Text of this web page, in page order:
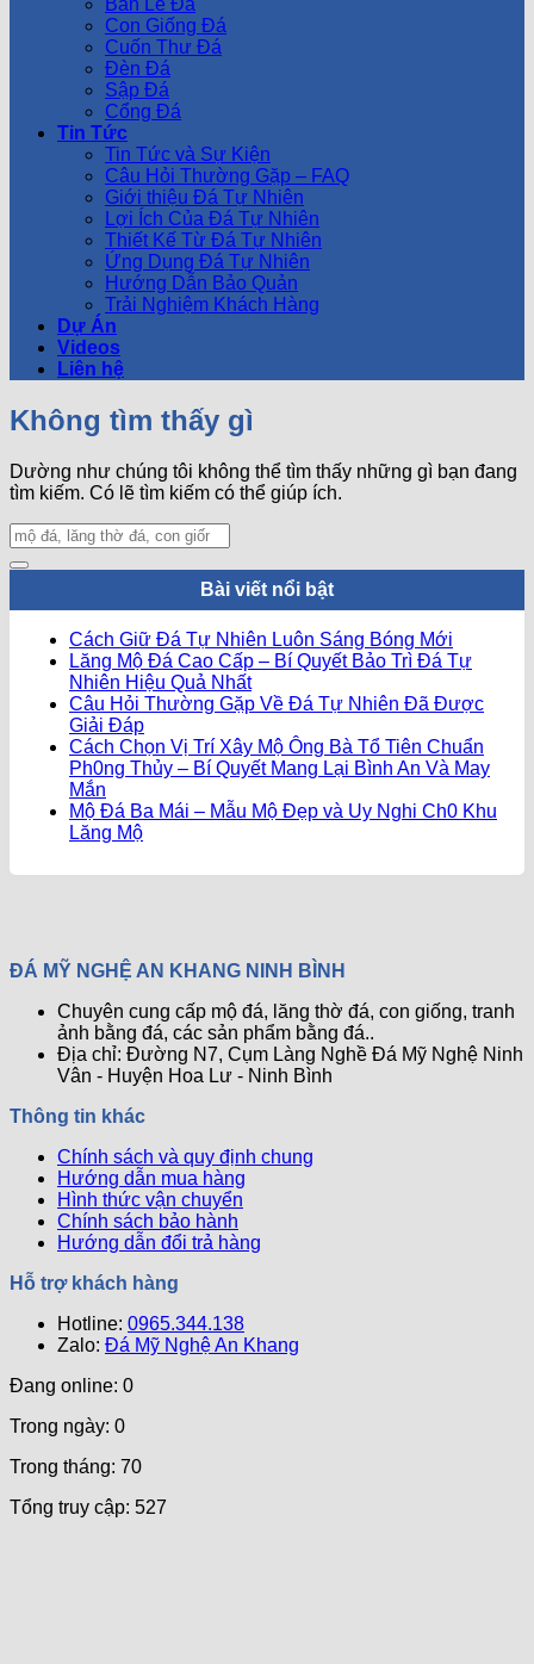
Bàn Lễ Đá
Con Giống Đá
Cuốn Thư Đá
Đèn Đá
Sập Đá
Cổng Đá
Tin Tức
Tin Tức và Sự Kiện
Câu Hỏi Thường Gặp – FAQ
Giới thiệu Đá Tự Nhiên
Lợi Ích Của Đá Tự Nhiên
Thiết Kế Từ Đá Tự Nhiên
Ứng Dụng Đá Tự Nhiên
Hướng Dẫn Bảo Quản
Trải Nghiệm Khách Hàng
Dự Án
Videos
Liên hệ
Không tìm thấy gì
Dường như chúng tôi không thể tìm thấy những gì bạn đang
tìm kiếm. Có lẽ tìm kiếm có thể giúp ích.
Bài viết nổi bật
Cách Giữ Đá Tự Nhiên Luôn Sáng Bóng Mới
có
luận
Cách
Giữ
Tự
Sáng
Lăng Mộ Đá Cao Cấp – Bí Quyết Bảo Trì Đá Tự
Nhiên Hiệu Quả NhấtKhông
có
luận
ở
Mộ
Cấp
Bảo
Trì
Đá
Tự
Nhiên
Hiệu
Quả
Câu Hỏi Thường Gặp Về Đá Tự Nhiên Đã Được
Giải ĐápKhông
có
bình
ở
Câu
Thường
Tự
Nhiên
Được
Giải
Đáp
Cách Chọn Vị Trí Xây Mộ Ông Bà Tổ Tiên Chuẩn
Ph0ng Thủy – Bí Quyết Mang Lại Bình An Và May
Mắn
có
bình
ở
Trí
Xây
Mộ
Ông
Bà
Tổ
Tiên
Chuẩn
Thủy
–
Bí
Quyết
Mang
Lại
Bình
Và
May
Mộ Đá Ba Mái – Mẫu Mộ Đẹp và Uy Nghi Ch0 Khu
Lăng MộKhông
bình
Đá
Ba
–
Mẫu
Mộ
Đẹp
và
Nghi
Ch0
Khu
Lăng
Mộ
ĐÁ MỸ NGHỆ AN KHANG NINH BÌNH
Chuyên cung cấp mộ đá, lăng thờ đá, con giống, tranh
ảnh bằng đá, các sản phẩm bằng đá..
Địa chỉ: Đường N7, Cụm Làng Nghề Đá Mỹ Nghệ Ninh
Vân - Huyện Hoa Lư - Ninh Bình
Thông tin khác
Chính sách và quy định chung
Hướng dẫn mua hàng
Hình thức vận chuyển
Chính sách bảo hành
Hướng dẫn đổi trả hàng
Hỗ trợ khách hàng
Hotline: 0965.344.138
Zalo: Đá Mỹ Nghệ An Khang
Đang online: 0
Trong ngày: 0
Trong tháng: 70
Tổng truy cập: 527